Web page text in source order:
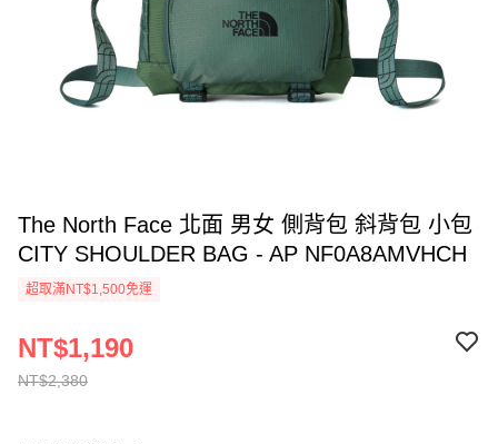
The North Face 北面 男女 側背包 斜背包 小包
CITY SHOULDER BAG - AP NF0A8AMVHCH
超取滿NT$1,500免運
NT$2,380
NT$1,190